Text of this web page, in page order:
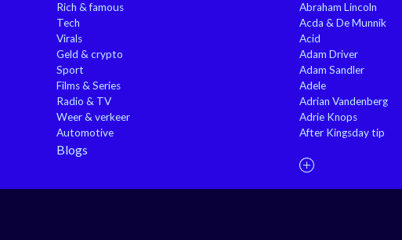
Rich & famous
Tech
Virals
Geld & crypto
Sport
Films & Series
Radio & TV
Weer & verkeer
Automotive
Blogs
Abraham Lincoln
Acda & De Munnik
Acid
Adam Driver
Adam Sandler
Adele
Adrian Vandenberg
Adrie Knops
After Kingsday tip